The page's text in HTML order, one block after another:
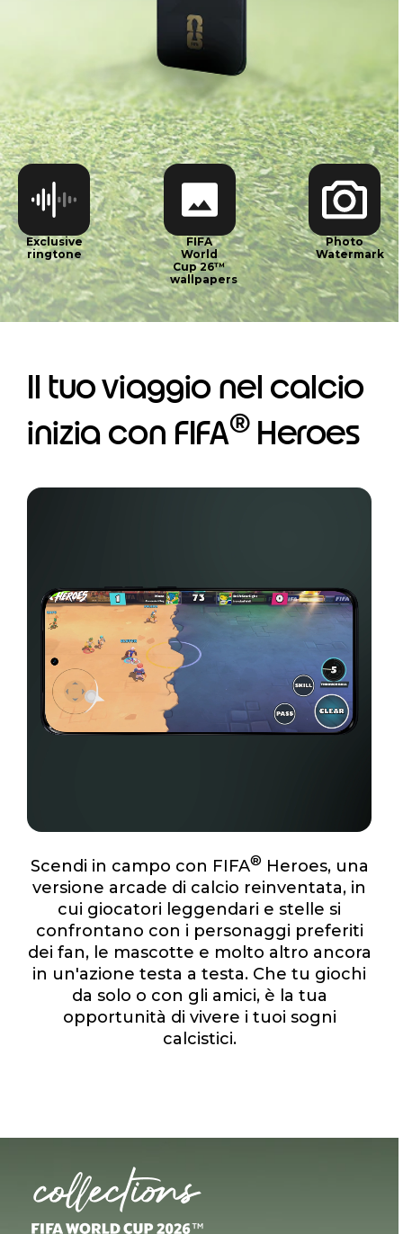
0:00 0:00
Exclusive
ringtone
FIFA
World
Cup 26™
wallpapers
Photo
Watermark
Il tuo viaggio nel calcio
inizia con FIFA®Heroes
e
Scendi in campo con FIFA®Heroes, una
versione arcade di calcio reinventata, in
cui giocatori leggendari e stelle si
confrontano con i personaggi preferiti
dei fan, le mascotte e molto altro ancora
in un'azione testa a testa. Che tu giochi
da solo o con gli amici, è la tua
opportunità di vivere i tuoi sogni
calcistici.